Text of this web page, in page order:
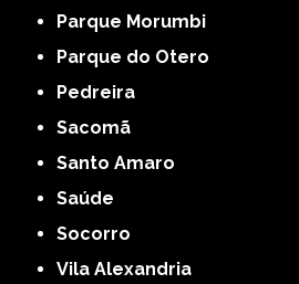
Parque Morumbi
Parque do Otero
Pedreira
Sacomã
Santo Amaro
Saúde
Socorro
Vila Alexandria